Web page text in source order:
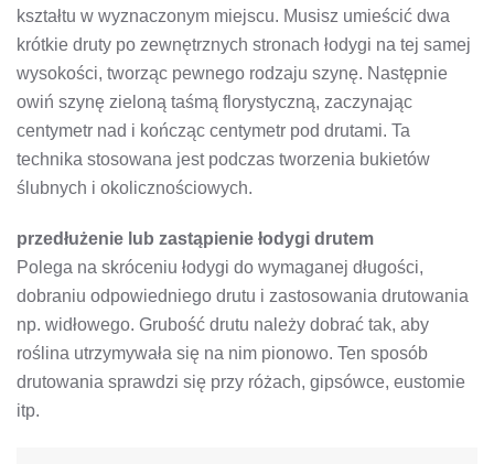
kształtu w wyznaczonym miejscu. Musisz umieścić dwa
krótkie druty po zewnętrznych stronach łodygi na tej samej
wysokości, tworząc pewnego rodzaju szynę. Następnie
owiń szynę zieloną taśmą florystyczną, zaczynając
centymetr nad i kończąc centymetr pod drutami. Ta
technika stosowana jest podczas tworzenia bukietów
ślubnych i okolicznościowych.
przedłużenie lub zastąpienie łodygi drutem
Polega na skróceniu łodygi do wymaganej długości,
dobraniu odpowiedniego drutu i zastosowania drutowania
np. widłowego. Grubość drutu należy dobrać tak, aby
roślina utrzymywała się na nim pionowo. Ten sposób
drutowania sprawdzi się przy różach, gipsówce, eustomie
itp.